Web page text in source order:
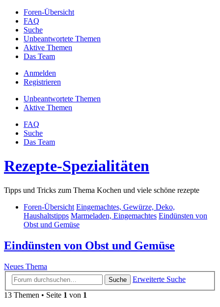
Foren-Übersicht
FAQ
Suche
Unbeantwortete Themen
Aktive Themen
Das Team
Anmelden
Registrieren
Unbeantwortete Themen
Aktive Themen
FAQ
Suche
Das Team
Rezepte-Spezialitäten
Tipps und Tricks zum Thema Kochen und viele schöne rezepte
Foren-Übersicht Eingemachtes, Gewürze, Deko,
Haushaltstipps Marmeladen, Eingemachtes Eindünsten von
Obst und Gemüse
Eindünsten von Obst und Gemüse
Neues Thema
Suche
Erweiterte Suche
13 Themen • Seite 1 von 1